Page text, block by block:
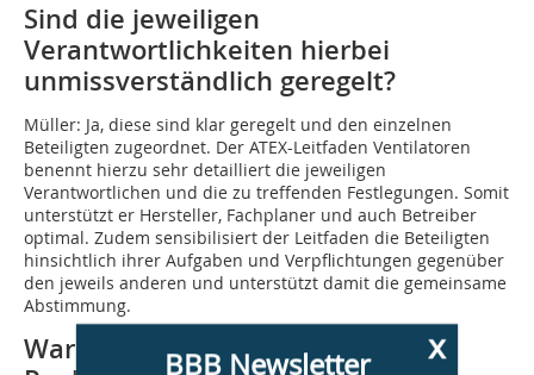
Sind die jeweiligen
Verantwortlichkeiten hierbei
unmissverständlich geregelt?
Müller: Ja, diese sind klar geregelt und den einzelnen
Beteiligten zugeordnet. Der ATEX-Leitfaden Ventilatoren
benennt hierzu sehr detailliert die jeweiligen
Verantwortlichen und die zu treffenden Festlegungen. Somit
unterstützt er Hersteller, Fachplaner und auch Betreiber
optimal. Zudem sensibilisiert der Leitfaden die Beteiligten
hinsichtlich ihrer Aufgaben und Verpflichtungen gegenüber
den jeweils anderen und unterstützt damit die gemeinsame
Abstimmung.
Warum ist es im Planungs- und
x
BBB Newsletter